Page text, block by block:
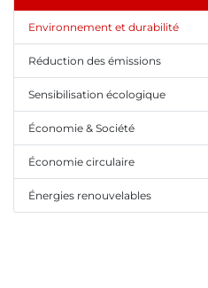
Environnement et durabilité
Réduction des émissions
Sensibilisation écologique
Économie & Société
Économie circulaire
Énergies renouvelables